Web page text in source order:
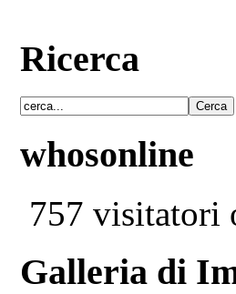
Ricerca
whosonline
757 visitatori
Galleria di